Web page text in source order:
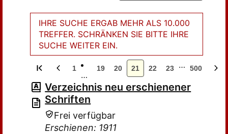
IHRE SUCHE ERGAB MEHR ALS 10.000
TREFFER. SCHRÄNKEN SIE BITTE IHRE
SUCHE WEITER EIN.
1
…
19 20 21 22 23 … 500
Verzeichnis neu erschienener
Schriften
Frei verfügbar
Erschienen: 1911